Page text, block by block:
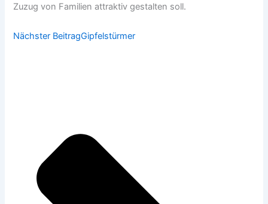
Zuzug von Familien attraktiv gestalten soll.
Nächster BeitragGipfelstürmer